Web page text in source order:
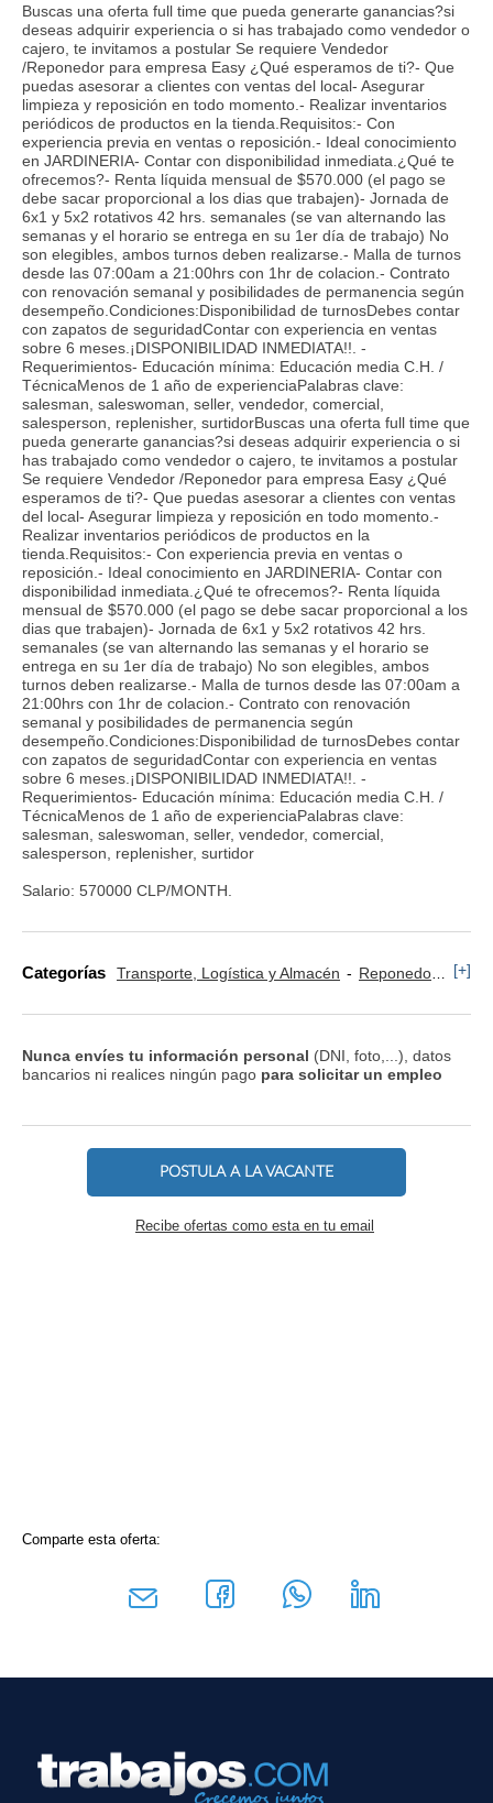
Buscas una oferta full time que pueda generarte ganancias?si
deseas adquirir experiencia o si has trabajado como vendedor o
cajero, te invitamos a postular Se requiere Vendedor
/Reponedor para empresa Easy ¿Qué esperamos de ti?- Que
puedas asesorar a clientes con ventas del local- Asegurar
limpieza y reposición en todo momento.- Realizar inventarios
periódicos de productos en la tienda.Requisitos:- Con
experiencia previa en ventas o reposición.- Ideal conocimiento
en JARDINERIA- Contar con disponibilidad inmediata.¿Qué te
ofrecemos?- Renta líquida mensual de $570.000 (el pago se
debe sacar proporcional a los dias que trabajen)- Jornada de
6x1 y 5x2 rotativos 42 hrs. semanales (se van alternando las
semanas y el horario se entrega en su 1er día de trabajo) No
son elegibles, ambos turnos deben realizarse.- Malla de turnos
desde las 07:00am a 21:00hrs con 1hr de colacion.- Contrato
con renovación semanal y posibilidades de permanencia según
desempeño.Condiciones:Disponibilidad de turnosDebes contar
con zapatos de seguridadContar con experiencia en ventas
sobre 6 meses.¡DISPONIBILIDAD INMEDIATA!!. -
Requerimientos- Educación mínima: Educación media C.H. /
TécnicaMenos de 1 año de experienciaPalabras clave:
salesman, saleswoman, seller, vendedor, comercial,
salesperson, replenisher, surtidorBuscas una oferta full time que
pueda generarte ganancias?si deseas adquirir experiencia o si
has trabajado como vendedor o cajero, te invitamos a postular
Se requiere Vendedor /Reponedor para empresa Easy ¿Qué
esperamos de ti?- Que puedas asesorar a clientes con ventas
del local- Asegurar limpieza y reposición en todo momento.-
Realizar inventarios periódicos de productos en la
tienda.Requisitos:- Con experiencia previa en ventas o
reposición.- Ideal conocimiento en JARDINERIA- Contar con
disponibilidad inmediata.¿Qué te ofrecemos?- Renta líquida
mensual de $570.000 (el pago se debe sacar proporcional a los
dias que trabajen)- Jornada de 6x1 y 5x2 rotativos 42 hrs.
semanales (se van alternando las semanas y el horario se
entrega en su 1er día de trabajo) No son elegibles, ambos
turnos deben realizarse.- Malla de turnos desde las 07:00am a
21:00hrs con 1hr de colacion.- Contrato con renovación
semanal y posibilidades de permanencia según
desempeño.Condiciones:Disponibilidad de turnosDebes contar
con zapatos de seguridadContar con experiencia en ventas
sobre 6 meses.¡DISPONIBILIDAD INMEDIATA!!. -
Requerimientos- Educación mínima: Educación media C.H. /
TécnicaMenos de 1 año de experienciaPalabras clave:
salesman, saleswoman, seller, vendedor, comercial,
salesperson, replenisher, surtidor
Salario: 570000 CLP/MONTH.
Categorías Transporte, Logística y Almacén Reponedor y Cajero [+]
Nunca envíes tu información personal (DNI, foto,...), datos
bancarios ni realices ningún pago para solicitar un empleo
POSTULA A LA VACANTE
Recibe ofertas como esta en tu email
Comparte esta oferta: